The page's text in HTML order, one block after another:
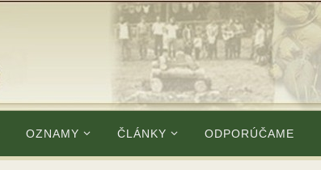
OZNAMY ČLÁNKY ODPORÚČAME